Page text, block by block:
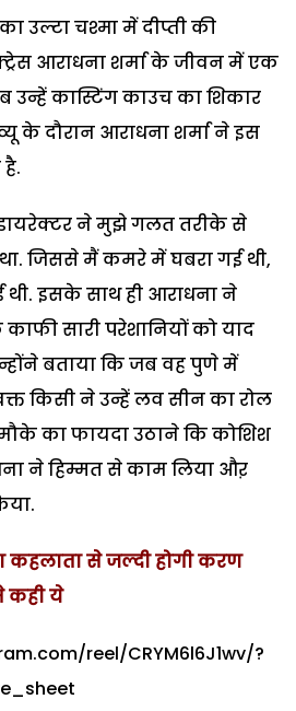
उल्टा चश्मा में दीप्ती की
आराधना शर्मा के जीवन में एक
कास्टिंग काउच का शिकार
के दौरान आराधना शर्मा ने इस
डायरेक्टर ने मुझे गलत तरीके से
जिससे मैं कमरे में घबरा गई थी,
इसके साथ ही आराधना ने
सारी परेशानियों को याद
बताया कि जब वह पुणे में
किसी ने उन्हें लव सीन का रोल
का फायदा उठाने कि कोशिश
ने हिम्मत से काम लिया औऱ
कहलाता से जल्दी होगी करण
कही ये
reel/CRYM6l6J1wv/?